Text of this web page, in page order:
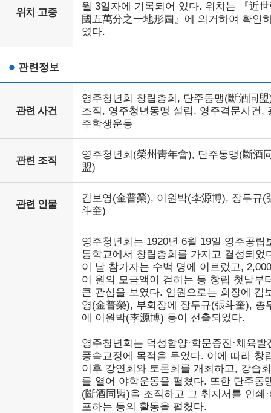
위치 고증
월 3일자에 기록되어 있다. 위치는 『近
國五萬分之一地形圖』에 의거하여 확인
였다.
관련정보
관련 사건
영주청년회 창립총회, 단주동맹(斷酒同
조직, 영주청년동맹 설립, 영주격문사건,
주학생운동
관련 조직
영주청년회(榮州靑年會), 단주동맹(斷酒
盟)
관련 인물
김보영(金普榮), 이원박(李源博), 장두규(
斗奎)
영주청년회는 1920년 6월 19일 영주공립
통학교에서 창립총회를 가지고 결성되었
이 날 참가자는 수백 명에 이르렀고, 2,000
여 원의 모금액이 걷히는 등 창립 첫날부
큰 관심을 보였다. 임원으로는 회장에 김
영(金普榮), 부회장에 장두규(張斗奎), 총
에 이원박(李源博) 등이 선출되었다.
영주청년회는 덕성함양·학문증진·체육발
풍속교정에 목적을 두었다. 이에 따라 창
이후 강연회와 토론회를 개최하고, 강습회
를 열어 야학운동을 펼쳤다. 또한 단주동
(斷酒同盟)을 조직하고 그 취지서를 인쇄
포하는 등의 활동을 펼쳤다.